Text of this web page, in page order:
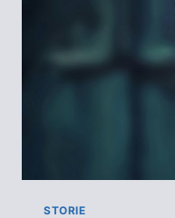
STORIE